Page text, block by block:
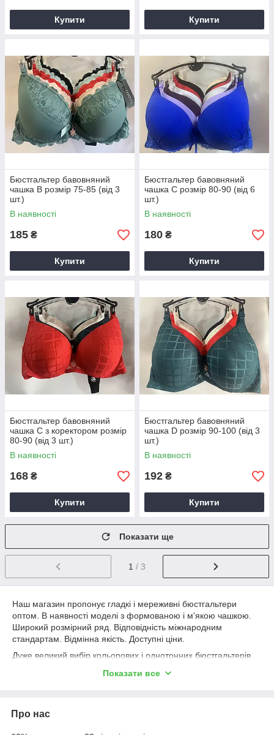
Купити Купити
Бюстгальтер бавовняний
чашка B розмір 75-85 (від 3
шт.)
В наявності
185 ₴
Купити
Бюстгальтер бавовняний
чашка C розмір 80-90 (від 6
шт.)
В наявності
180 ₴
Купити
Бюстгальтер бавовняний
чашка C з коректором розмір
80-90 (від 3 шт.)
В наявності
168 ₴
Купити
Бюстгальтер бавовняний
чашка D розмір 90-100 (від 3
шт.)
В наявності
192 ₴
Купити
Показати ще
1 / 3
Наш магазин пропонує гладкі і мереживні бюстгальтери
оптом. В наявності моделі з формованою і м'якою чашкою.
Широкий розмірний ряд. Відповідність міжнародним
стандартам. Відмінна якість. Доступні ціни.
Дуже великий вибір кольорових і однотонних бюстгальтерів
дозволять сформувати шикарний асортимент торговельної
Показати все
Про нас